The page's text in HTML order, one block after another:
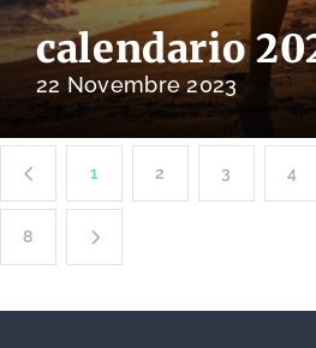
calendario
22 Novembre 2023
1 2 3 4
8